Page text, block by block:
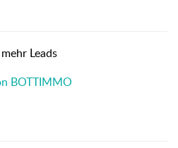
Leads
BOTTIMMO